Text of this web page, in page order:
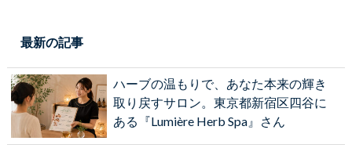
最新の記事
ハーブの温もりで、あなた本来の輝き
取り戻すサロン。東京都新宿区四谷に
ある『Lumière Herb Spa』さん